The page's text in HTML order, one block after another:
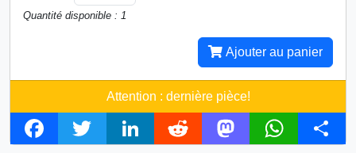
Quantité disponible : 1
Ajouter au panier
Attention : dernière pièce!
F
T
L
R
M
W
S